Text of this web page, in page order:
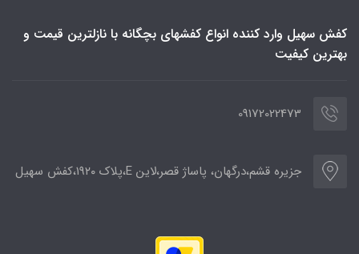
کفش سهیل وارد کننده انواع کفشهای بچگانه با نازلترین قیمت و
بهترین کیفیت
09172022473
جزیره قشم،درگهان، پاساژ قصر،لاین E،پلاک ۱۹۲۰،کفش سهیل